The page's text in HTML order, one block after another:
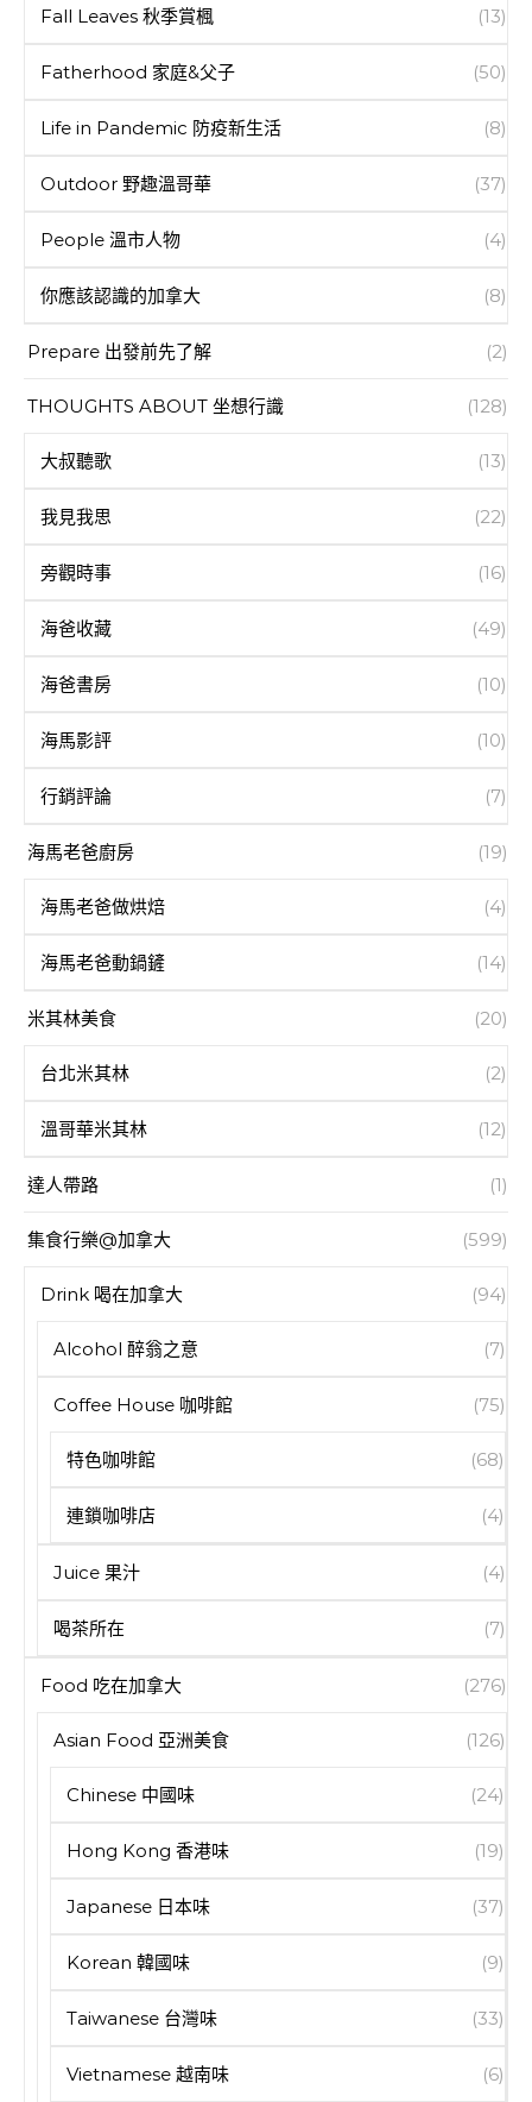
Fall Leaves 秋季賞楓 (13)
Fatherhood 家庭&父子 (50)
Life in Pandemic 防疫新生活 (8)
Outdoor 野趣溫哥華 (37)
People 溫市人物 (4)
你應該認識的加拿大 (8)
Prepare 出發前先了解 (2)
THOUGHTS ABOUT 坐想行識 (128)
大叔聽歌 (13)
我見我思 (22)
旁觀時事 (16)
海爸收藏 (49)
海爸書房 (10)
海馬影評 (10)
行銷評論 (7)
海馬老爸廚房 (19)
海馬老爸做烘焙 (4)
海馬老爸動鍋鏟 (14)
米其林美食 (20)
台北米其林 (2)
溫哥華米其林 (12)
達人帶路 (1)
集食行樂@加拿大 (599)
Drink 喝在加拿大 (94)
Alcohol 醉翁之意 (7)
Coffee House 咖啡館 (75)
特色咖啡館 (68)
連鎖咖啡店 (4)
Juice 果汁 (4)
喝茶所在 (7)
Food 吃在加拿大 (276)
Asian Food 亞洲美食 (126)
Chinese 中國味 (24)
Hong Kong 香港味 (19)
Japanese 日本味 (37)
Korean 韓國味 (9)
Taiwanese 台灣味 (33)
Vietnamese 越南味 (6)